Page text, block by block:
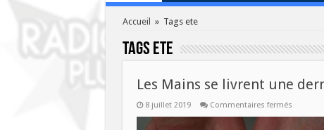
Accueil » Tags ete
Tags ete
Les Mains se livrent une
8 juillet 2019 Commentaires ferméssur